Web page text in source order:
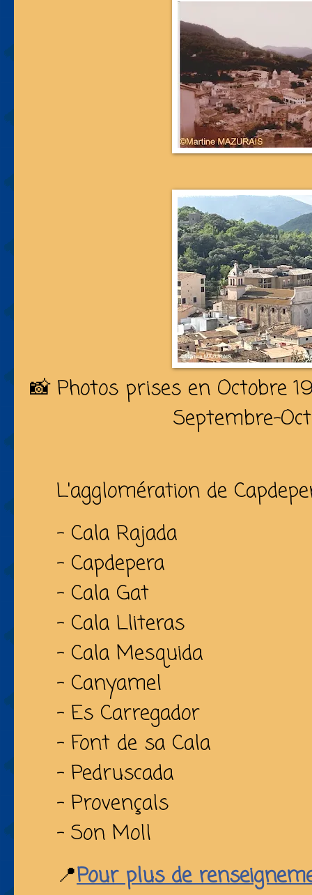
📸 Photos prises en Octobre
Septembre-
L'agglomération de
- Cala Rajada
- Capdepera
- Cala Gat
- Cala Lliteras
- Cala Mesquida
- Canyamel
- Es Carregador
- Font de sa Cala
- Pedruscada
- Provençals
- Son Moll
📍Pour plus de